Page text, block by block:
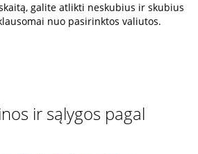
galite atlikti neskubius ir skubius
nuo pasirinktos valiutos.
ir sąlygos pagal